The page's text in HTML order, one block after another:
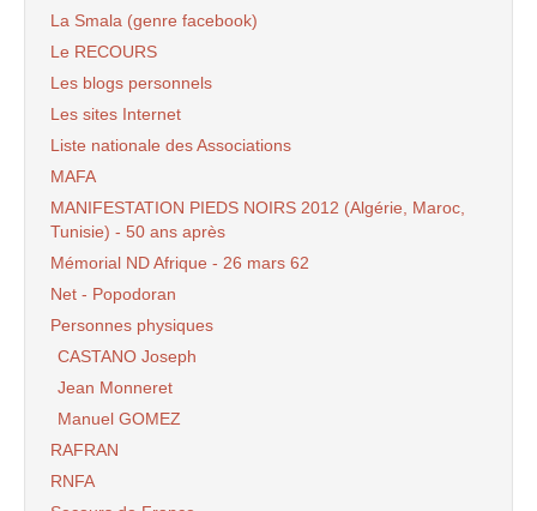
La Smala (genre facebook)
Le RECOURS
Les blogs personnels
Les sites Internet
Liste nationale des Associations
MAFA
MANIFESTATION PIEDS NOIRS 2012 (Algérie, Maroc,
Tunisie) - 50 ans après
Mémorial ND Afrique - 26 mars 62
Net - Popodoran
Personnes physiques
CASTANO Joseph
Jean Monneret
Manuel GOMEZ
RAFRAN
RNFA